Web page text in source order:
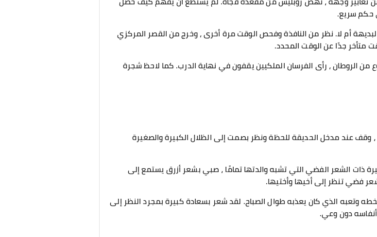
حكم سريع.
أم لا. نظر من النافذة وفحص الوقت مرة أخرى ، وخرج من القصر المركزي
متأخر جدًا عن الوقت المحدد.
الروطان ، رأى الفرسان الملكيين يقفون في نهاية الدرب. كما لاحظ شجرة
، وقف عند مدخل الحديقة للحظة ونظر بصمت إلى الظلال الكبيرة والصغيرة
ذات الشعر الفضي التي تشبه والدتها تمامًا ، صبي بشعر أزرق يستمع إلى
فضي تنظر إلى أخيها وأختيها.
وتعبه الذي كان يعذبه طوال الصباح. لقد شعر بسعادة كبيرة بمجرد النظر إلى
دون وعي.